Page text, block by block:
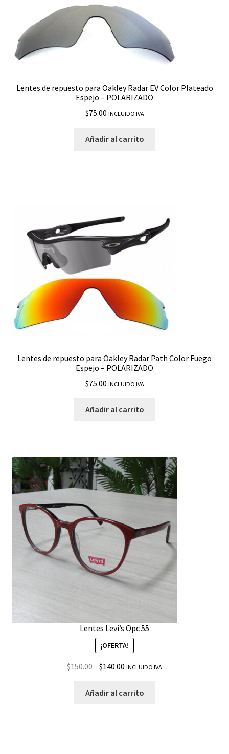
Lentes de repuesto para Oakley Radar EV Color Plateado
Espejo – POLARIZADO
$75.00 INCLUIDO IVA
Añadir al carrito
Lentes de repuesto para Oakley Radar Path Color Fuego
Espejo – POLARIZADO
$75.00 INCLUIDO IVA
Añadir al carrito
Lentes Levi’s Opc 55
¡OFERTA!
$150.00 $140.00 INCLUIDO IVA
Añadir al carrito